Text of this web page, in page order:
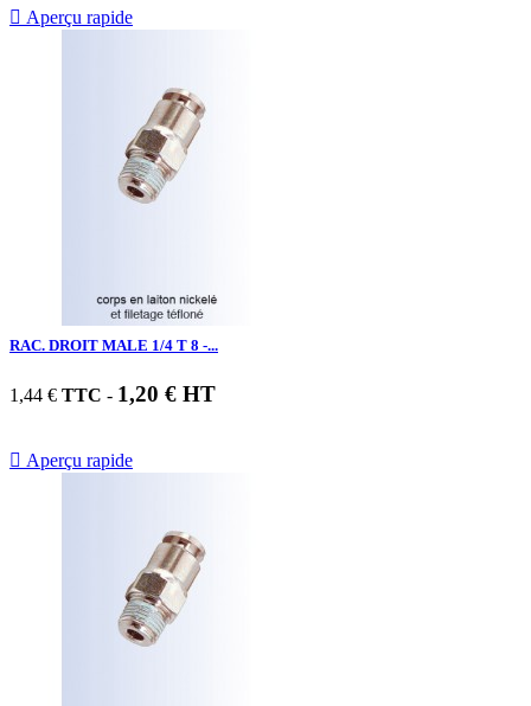
 Aperçu rapide
RAC. DROIT MALE 1/4 T 8 -...
1,44 € TTC - 1,20 € HT
 Aperçu rapide